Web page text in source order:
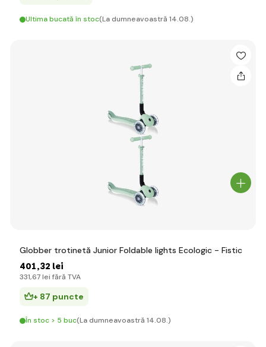
Ultima bucată în stoc(La dumneavoastră 14.08.)
Globber trotinetă Junior Foldable lights Ecologic - Fistic
401,32 lei
331,67 lei fără TVA
+ 87 puncte
În stoc > 5 buc(La dumneavoastră 14.08.)